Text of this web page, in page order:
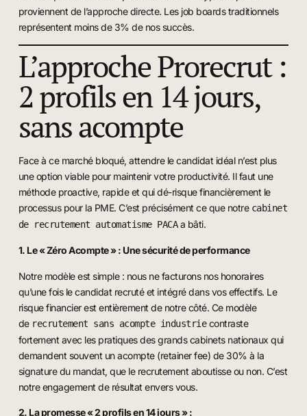
proviennent de l’approche directe. Les job boards traditionnels
représentent moins de 3% de nos succès.
L’approche Prorecrut :
2 profils en 14 jours,
sans acompte
Face à ce marché bloqué, attendre le candidat idéal n’est plus
une option viable pour maintenir votre productivité. Il faut une
méthode proactive, rapide et qui dé-risque financièrement le
processus pour la PME. C’est précisément ce que notre cabinet
de recrutement automatisme PACAa bâti.
1. Le « Zéro Acompte » : Une sécurité de performance
Notre modèle est simple : nous ne facturons nos honoraires
qu’une fois le candidat recruté et intégré dans vos effectifs. Le
risque financier est entièrement de notre côté. Ce modèle
de recrutement sans acompte industriecontraste
fortement avec les pratiques des grands cabinets nationaux qui
demandent souvent un acompte (retainer fee) de 30% à la
signature du mandat, que le recrutement aboutisse ou non. C’est
notre engagement de résultat envers vous.
2. La promesse « 2 profils en 14 jours » :